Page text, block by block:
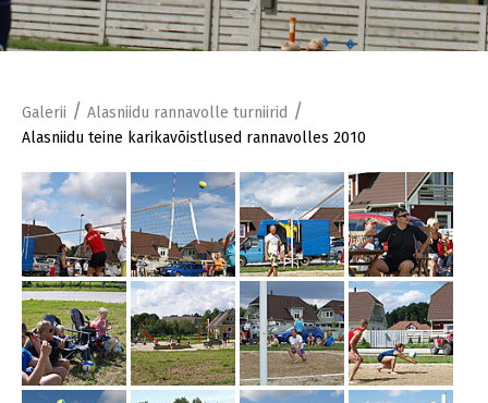
Galerii / Alasniidu rannavolle turniirid /
Alasniidu teine karikavõistlused rannavolles 2010